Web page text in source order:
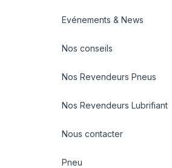
Evénements & News
Nos conseils
Nos Revendeurs Pneus
Nos Revendeurs Lubrifiant
Nous contacter
Pneu